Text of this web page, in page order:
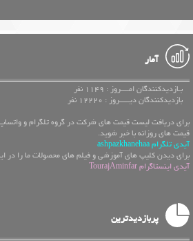
آمار
بـازدیدکنندگان امــــروز : 1149 نفر
بازدیدکنندگان دیـــــروز : 12220 نفر
برای دریافت لیست قیمت های شرکت در گروه تلگرام و
قیمت های روزانه با خبر شوید.
آیدی تلگرام ashpazkhanehaa
برای دیدن کلیپ های آموزشی و فیلم های محصولات ما را در
آیدی اینستاگرام TourajAminfar
پربازدیدترین